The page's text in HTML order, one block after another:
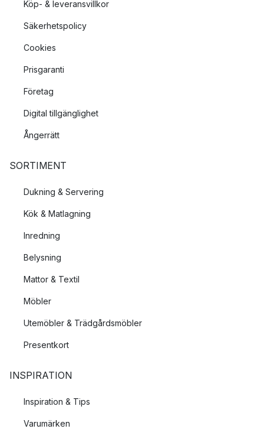
Köp- & leveransvillkor
Säkerhetspolicy
Cookies
Prisgaranti
Företag
Digital tillgänglighet
Ångerrätt
SORTIMENT
Dukning & Servering
Kök & Matlagning
Inredning
Belysning
Mattor & Textil
Möbler
Utemöbler & Trädgårdsmöbler
Presentkort
INSPIRATION
Inspiration & Tips
Varumärken